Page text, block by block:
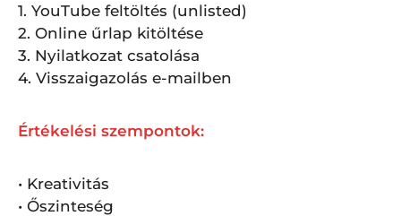
1. YouTube feltöltés (unlisted)
2. Online űrlap kitöltése
3. Nyilatkozat csatolása
4. Visszaigazolás e-mailben
Értékelési szempontok:
• Kreativitás
• Őszinteség